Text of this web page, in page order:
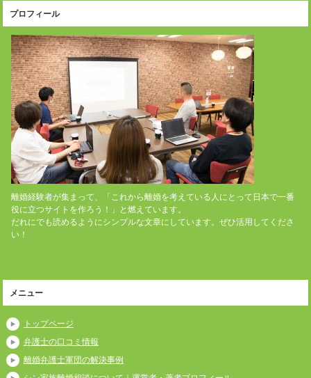
プロフィール
離婚経験者が集まって、「これから離婚を考えている人にとって日本で一番
役に立つサイトを作ろう！」と燃えています。
だれにでも読めるようにシンプルな文章にしています。ぜひ活用してくださ
い！
メニュー
トップページ
弁護士の口コミ情報
離婚弁護士軍団の解決事例